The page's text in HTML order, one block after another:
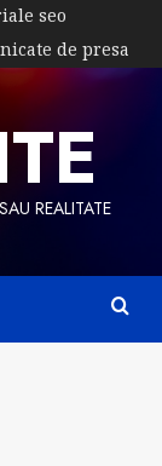
seo
de presa
REALITATE